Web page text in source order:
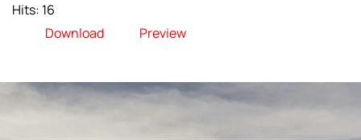
Hits: 16
Download
Preview